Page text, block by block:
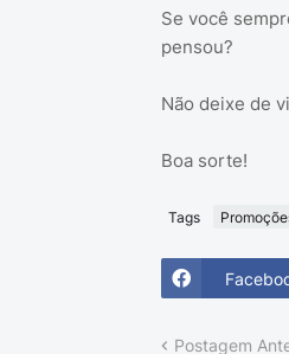
Se você
pensou?
Não deixe de
Boa sorte!
Tags
Postagem